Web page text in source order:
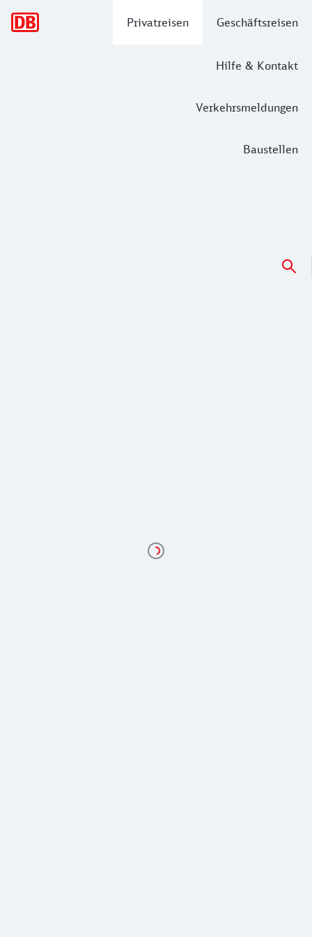
Privatreisen Geschäftsreisen
Hilfe & Kontakt
Verkehrsmeldungen
Baustellen